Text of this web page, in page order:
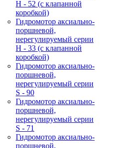
H - 52 (с клапанной
коробкой)
Гидромотор аксиально-
поршневой,
нерегулируемый cерии
H - 33 (с клапанной
коробкой)
Гидромотор аксиально-
поршневой,
нерегулируемый cерии
S - 90
Гидромотор аксиально-
поршневой,
нерегулируемый cерии
S - 71
Гидромотор аксиально-
поршневой,